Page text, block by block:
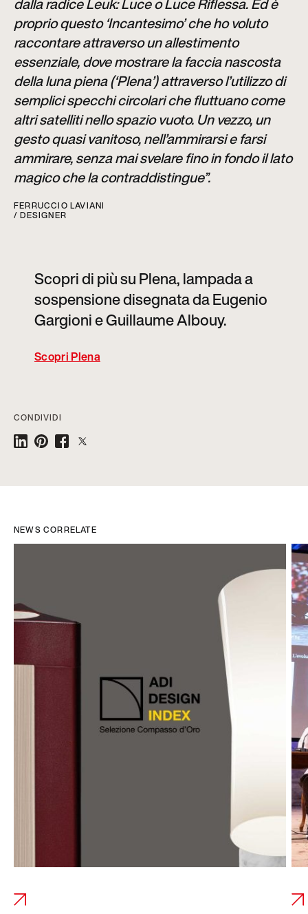
proprio questo ‘Incantesimo’ che ho voluto
raccontare attraverso un allestimento
essenziale, dove mostrare la faccia nascosta
della luna piena (‘Plena’) attraverso l’utilizzo di
semplici specchi circolari che fluttuano come
altri satelliti nello spazio vuoto. Un vezzo, un
gesto quasi vanitoso, nell’ammirarsi e farsi
ammirare, senza mai svelare fino in fondo il lato
magico che la contraddistingue”.
FERRUCCIO LAVIANI
/ DESIGNER
Scopri di più su Plena, lampada a
sospensione disegnata da Eugenio
Gargioni e Guillaume Albouy.
Scopri Plena
CONDIVIDI
NEWS CORRELATE